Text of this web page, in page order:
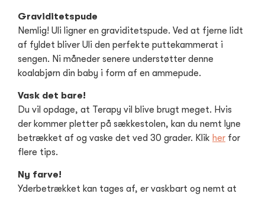
Graviditetspude
Nemlig! Uli ligner en graviditetspude. Ved at fjerne lidt
af fyldet bliver Uli den perfekte puttekammerat i
sengen. Ni måneder senere understøtter denne
koalabjørn din baby i form af en ammepude.
Vask det bare!
Du vil opdage, at Terapy vil blive brugt meget. Hvis
der kommer pletter på sækkestolen, kan du nemt lyne
betrækket af og vaske det ved 30 grader. Klik her for
flere tips.
Ny farve!
Yderbetrækket kan tages af, er vaskbart og nemt at